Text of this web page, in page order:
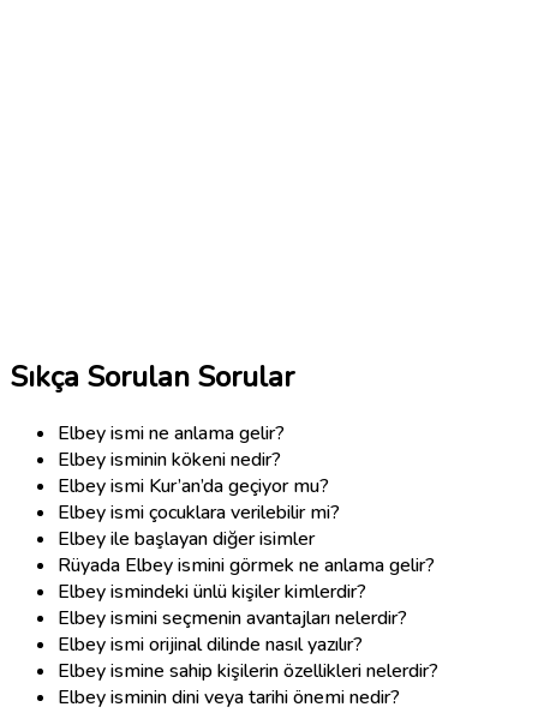
Sıkça Sorulan Sorular
Elbey ismi ne anlama gelir?
Elbey isminin kökeni nedir?
Elbey ismi Kur’an’da geçiyor mu?
Elbey ismi çocuklara verilebilir mi?
Elbey ile başlayan diğer isimler
Rüyada Elbey ismini görmek ne anlama gelir?
Elbey ismindeki ünlü kişiler kimlerdir?
Elbey ismini seçmenin avantajları nelerdir?
Elbey ismi orijinal dilinde nasıl yazılır?
Elbey ismine sahip kişilerin özellikleri nelerdir?
Elbey isminin dini veya tarihi önemi nedir?